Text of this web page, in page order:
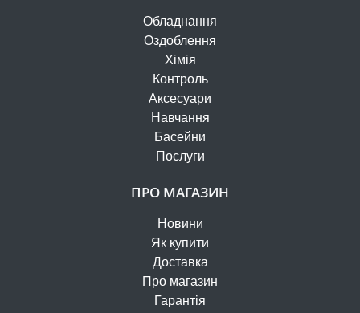
Обладнання
Оздоблення
Хімія
Контроль
Аксесуари
Навчання
Басейни
Послуги
ПРО МАГАЗИН
Новини
Як купити
Доставка
Про магазин
Гарантія